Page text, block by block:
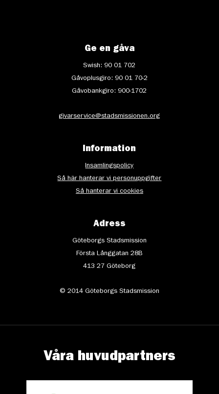
Ge en gåva
Swish: 90 01 702
Gåvoplusgiro: 90 01 70-2
Gåvobankgiro: 900-1702
givarservice@stadsmissionen.org
Information
Insamlingspolicy
Så här hanterar vi personuppgifter
Så hanterar vi cookies
Adress
Göteborgs Stadsmission
Första Långgatan 28B
413 27 Göteborg
© 2014 Göteborgs Stadsmission
Våra huvudpartners